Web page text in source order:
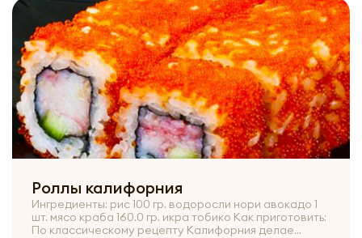
Роллы калифорния
Ингредиенты: рис 100 гр. водоросли нори авокадо 1
шт. мясо краба 160.0 гр. икра тобико Как приготовить:
По классическому рецепту Калифорния делае...